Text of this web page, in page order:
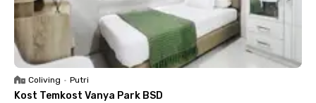
Coliving • Putri
Kost Temkost Vanya Park BSD